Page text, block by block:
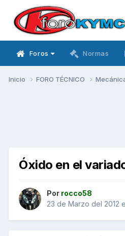
Foros Normas
Inicio FORO TÉCNICO
Óxido en el
Por rocco58
23 de Marzo del 2012